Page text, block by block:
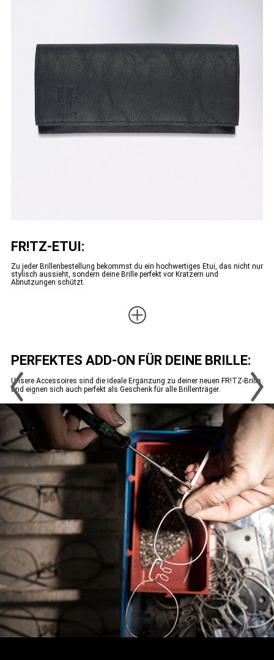
FR!TZ-ETUI:
Zu jeder Brillenbestellung bekommst du ein hochwertiges Etui, das nicht nur
stylisch aussieht, sondern deine Brille perfekt vor Kratzern und
Abnutzungen schützt.
PERFEKTES ADD-ON FÜR DEINE BRILLE:
Unsere Accessoires sind die ideale Ergänzung zu deiner neuen FR!TZ-Brille
und eignen sich auch perfekt als Geschenk für alle Brillenträger.